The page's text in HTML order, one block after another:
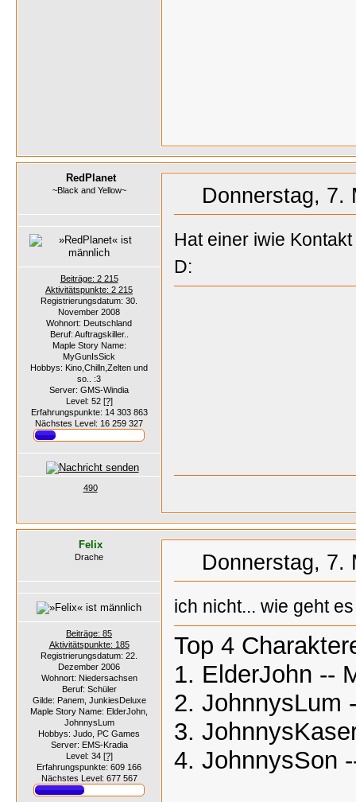
RedPlanet
~Black and Yellow~
Beiträge: 2 215
Aktivitätspunkte: 2 215
Registrierungsdatum: 30.
November 2008
Wohnort: Deutschland
Beruf: Auftragskiller..
Maple Story Name:
MyGunIsSick
Hobbys: Kino,Chilln,Zelten und
so.. :3
Server: GMS-Windia
Level: 52 [?]
Erfahrungspunkte: 14 303 863
Nächstes Level: 16 259 327
490
Donnerstag, 7.
Hat einer iwie
D:
Felix
Drache
Beiträge: 85
Aktivitätspunkte: 185
Registrierungsdatum: 22.
Dezember 2006
Wohnort: Niedersachsen
Beruf: Schüler
Gilde: Panem, JunkiesDeluxe
Maple Story Name: ElderJohn,
JohnnysLum
Hobbys: Judo, PC Games
Server: EMS-Kradia
Level: 34 [?]
Erfahrungspunkte: 609 166
Nächstes Level: 677 567
Donnerstag, 7.
ich nicht... wie geht
Top 4
1. ElderJohn --
2. JohnnysLum
3.
4. JohnnysSon